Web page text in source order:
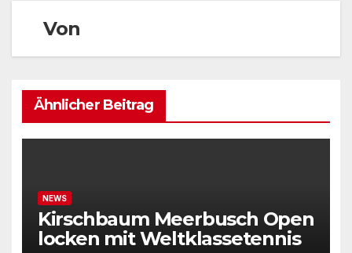
Von
Ähnlicher Beitrag
NEWS
Kirschbaum Meerbusch Open
locken mit Weltklassetennis